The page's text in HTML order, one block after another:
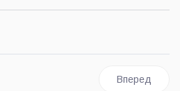
пять пешеходных переходов с
Следующий:
Вперед